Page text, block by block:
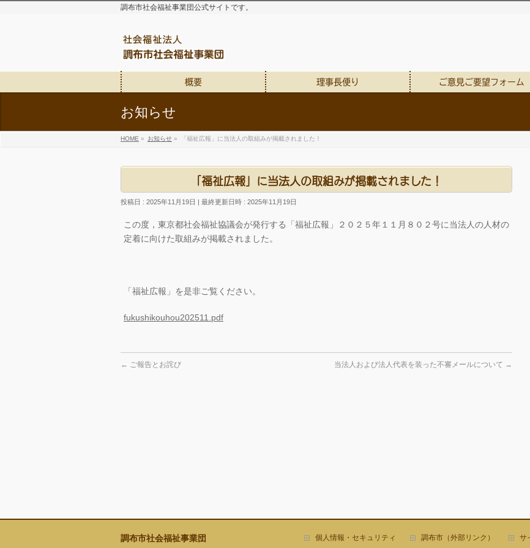
調布市社会福祉事業団公式サイトです。
概要 理事長便り ご意見ご要望フォーム
お知らせ
HOME » お知らせ » 「福祉広報」に当法人の取組みが掲載されました！
「福祉広報」に当法人の取組みが掲載されました！
投稿日 : 2025年11月19日 最終更新日時 : 2025年11月19日
この度，東京都社会福祉協議会が発行する「福祉広報」２０２５年１１月８０２号に当法人の人材の
定着に向けた取組みが掲載されました。
「福祉広報」を是非ご覧ください。
fukushikouhou202511.pdf
← ご報告とお詫び 当法人および法人代表を装った不審メールについて →
調布市社会福祉事業団 個人情報・セキュリティ 調布市（外部リンク） サ